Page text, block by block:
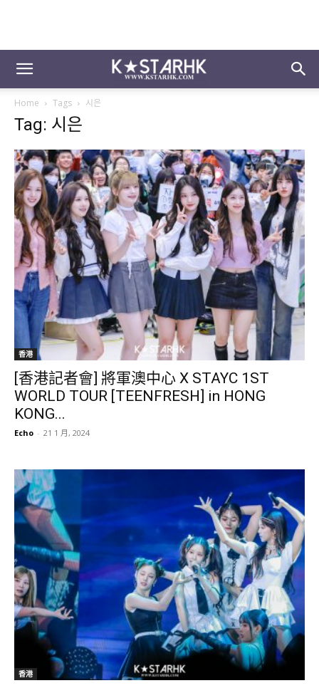
Home Tags 시은
Tag: 시은
香港
[香港記者會] 將軍澳中心 X STAYC 1ST
WORLD TOUR [TEENFRESH] in HONG
KONG...
Echo - 21 1 月, 2024
香港